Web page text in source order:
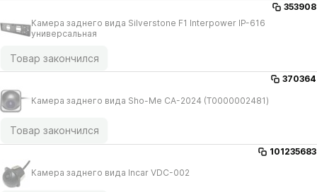
353908
Камера заднего вида Silverstone F1 Interpower IP-616
универсальная
Товар закончился
370364
Камера заднего вида Sho-Me CA-2024 (Т0000002481)
Товар закончился
101235683
Камера заднего вида Incar VDC-002